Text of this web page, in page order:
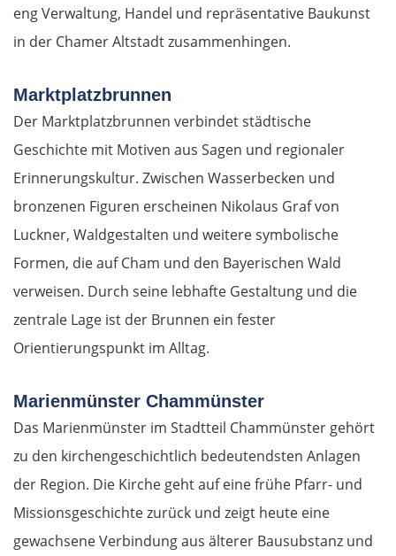
eng Verwaltung, Handel und repräsentative Baukunst
in der Chamer Altstadt zusammenhingen.
Marktplatzbrunnen
Der Marktplatzbrunnen verbindet städtische
Geschichte mit Motiven aus Sagen und regionaler
Erinnerungskultur. Zwischen Wasserbecken und
bronzenen Figuren erscheinen Nikolaus Graf von
Luckner, Waldgestalten und weitere symbolische
Formen, die auf Cham und den Bayerischen Wald
verweisen. Durch seine lebhafte Gestaltung und die
zentrale Lage ist der Brunnen ein fester
Orientierungspunkt im Alltag.
Marienmünster Chammünster
Das Marienmünster im Stadtteil Chammünster gehört
zu den kirchengeschichtlich bedeutendsten Anlagen
der Region. Die Kirche geht auf eine frühe Pfarr- und
Missionsgeschichte zurück und zeigt heute eine
gewachsene Verbindung aus älterer Bausubstanz und